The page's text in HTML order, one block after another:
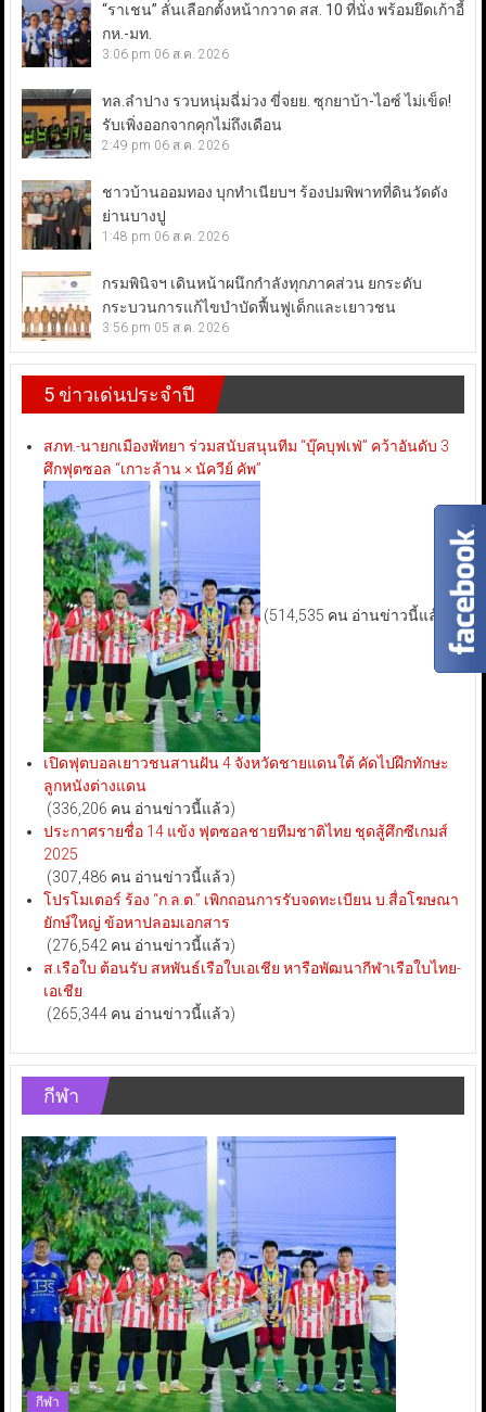
“ราเชน” ลั่นเลือกตั้งหน้ากวาด สส. 10 ที่นั่ง พร้อมยึดเก้าอี้
กห.-มท.
3:06 pm 06 ส.ค. 2026
ทล.ลำปาง รวบหนุ่มฉี่ม่วง ขี่จยย. ซุกยาบ้า-ไอซ์ ไม่เข็ด!
รับเพิ่งออกจากคุกไม่ถึงเดือน
2:49 pm 06 ส.ค. 2026
ชาวบ้านออมทอง บุกทำเนียบฯ ร้องปมพิพาทที่ดินวัดดัง
ย่านบางปู
1:48 pm 06 ส.ค. 2026
กรมพินิจฯ เดินหน้าผนึกกำลังทุกภาคส่วน ยกระดับ
กระบวนการแก้ไขบำบัดฟื้นฟูเด็กและเยาวชน
3:56 pm 05 ส.ค. 2026
5 ข่าวเด่นประจำปี
สภท.-นายกเมืองพัทยา ร่วมสนับสนุนทีม “บุ๊คบุฟเฟ่” คว้าอันดับ 3
ศึกฟุตซอล “เกาะล้าน × นัควีย์ คัพ”
(514,535 คน อ่านข่าวนี้แล้ว)
เปิดฟุตบอลเยาวชนสานฝัน 4 จังหวัดชายแดนใต้ คัดไปฝึกทักษะ
ลูกหนังต่างแดน
(336,206 คน อ่านข่าวนี้แล้ว)
ประกาศรายชื่อ 14 แข้ง ฟุตซอลชายทีมชาติไทย ชุดสู้ศึกซีเกมส์
2025
(307,486 คน อ่านข่าวนี้แล้ว)
โปรโมเตอร์ ร้อง “ก.ล.ต.” เพิกถอนการรับจดทะเบียน บ.สื่อโฆษณา
ยักษ์ใหญ่ ข้อหาปลอมเอกสาร
(276,542 คน อ่านข่าวนี้แล้ว)
ส.เรือใบ ต้อนรับ สหพันธ์เรือใบเอเชีย หารือพัฒนากีฬาเรือใบไทย-
เอเชีย
(265,344 คน อ่านข่าวนี้แล้ว)
กีฬา
กีฬา